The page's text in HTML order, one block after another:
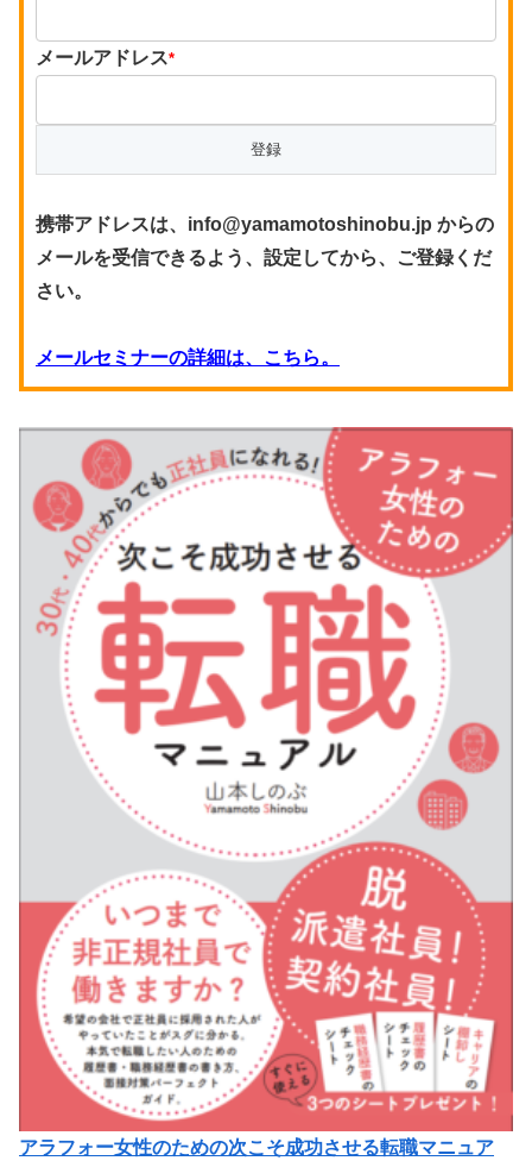
メールアドレス*
携帯アドレスは、info@yamamotoshinobu.jp からの
メールを受信できるよう、設定してから、ご登録くだ
さい。
メールセミナーの詳細は、こちら。
アラフォー女性のための次こそ成功させる転職マニュア